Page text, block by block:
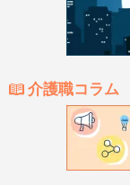
介護職コラム